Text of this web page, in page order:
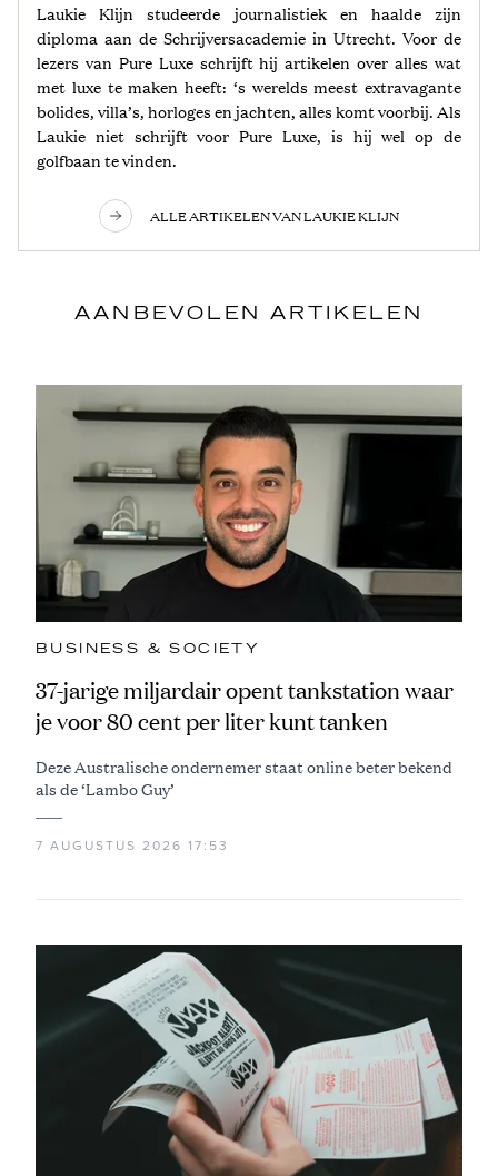
Laukie Klijn studeerde journalistiek en haalde zijn
diploma aan de Schrijversacademie in Utrecht. Voor de
lezers van Pure Luxe schrijft hij artikelen over alles wat
met luxe te maken heeft: ‘s werelds meest extravagante
bolides, villa’s, horloges en jachten, alles komt voorbij. Als
Laukie niet schrijft voor Pure Luxe, is hij wel op de
golfbaan te vinden.
ALLE ARTIKELEN VAN LAUKIE KLIJN
AANBEVOLEN ARTIKELEN
BUSINESS & SOCIETY
37-jarige miljardair opent tankstation waar
je voor 80 cent per liter kunt tanken
Deze Australische ondernemer staat online beter bekend
als de ‘Lambo Guy’
7 AUGUSTUS 2026 17:53